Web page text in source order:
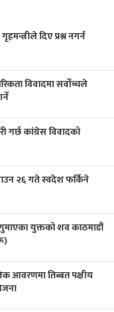
दिए प्रश्न नगर्न
विवादमा सर्वोच्चले
गर्छ कांग्रेस विवादको
२६ गते स्वदेश फर्किने
गुमाएका युक्तको शव काठमाडौं
आवरणमा तिब्बत पक्षीय